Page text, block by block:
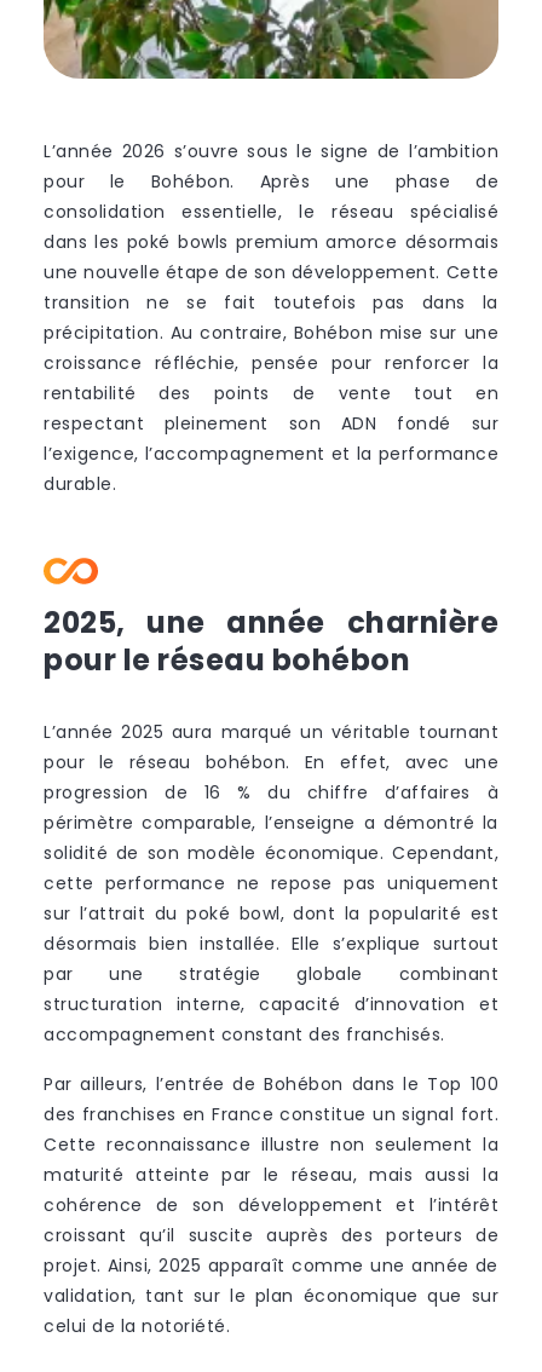
L’année 2026 s’ouvre sous le signe de l’ambition
pour le Bohébon. Après une phase de
consolidation essentielle, le réseau spécialisé
dans les poké bowls premium amorce désormais
une nouvelle étape de son développement. Cette
transition ne se fait toutefois pas dans la
précipitation. Au contraire, Bohébon mise sur une
croissance réfléchie, pensée pour renforcer la
rentabilité des points de vente tout en
respectant pleinement son ADN fondé sur
l’exigence, l’accompagnement et la performance
durable.
2025, une année charnière
pour le réseau bohébon
L’année 2025 aura marqué un véritable tournant
pour le réseau bohébon. En effet, avec une
progression de 16 % du chiffre d’affaires à
périmètre comparable, l’enseigne a démontré la
solidité de son modèle économique. Cependant,
cette performance ne repose pas uniquement
sur l’attrait du poké bowl, dont la popularité est
désormais bien installée. Elle s’explique surtout
par une stratégie globale combinant
structuration interne, capacité d’innovation et
accompagnement constant des franchisés.
Par ailleurs, l’entrée de Bohébon dans le Top 100
des franchises en France constitue un signal fort.
Cette reconnaissance illustre non seulement la
maturité atteinte par le réseau, mais aussi la
cohérence de son développement et l’intérêt
croissant qu’il suscite auprès des porteurs de
projet. Ainsi, 2025 apparaît comme une année de
validation, tant sur le plan économique que sur
celui de la notoriété.